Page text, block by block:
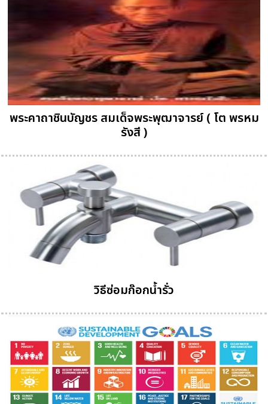
พระคาถาชินบัญชร สมเด็จพระพุฒาจารย์ ( โต พรหม
รังสี )
วิธีซ่อมก๊อกน้ำรั่ว